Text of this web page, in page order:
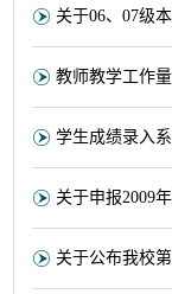
教师教学工作
学生成绩录入